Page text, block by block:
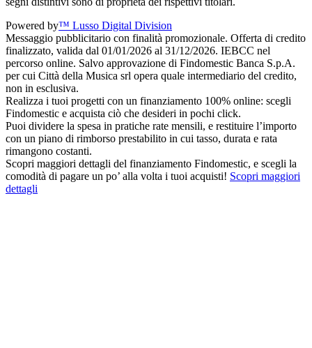
Powered by™ Lusso Digital Division
Messaggio pubblicitario con finalità promozionale. Offerta di credito
finalizzato, valida dal 01/01/2026 al 31/12/2026. IEBCC nel
percorso online. Salvo approvazione di Findomestic Banca S.p.A.
per cui Città della Musica srl opera quale intermediario del credito,
non in esclusiva.
Realizza i tuoi progetti con un finanziamento 100% online: scegli
Findomestic e acquista ciò che desideri in pochi click.
Puoi dividere la spesa in pratiche rate mensili, e restituire l’importo
con un piano di rimborso prestabilito in cui tasso, durata e rata
rimangono costanti.
Scopri maggiori dettagli del finanziamento Findomestic, e scegli la
comodità di pagare un po’ alla volta i tuoi acquisti! Scopri maggiori
dettagli